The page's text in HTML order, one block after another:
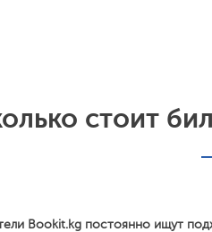
стоит
Bookit.kg постоянно ищут